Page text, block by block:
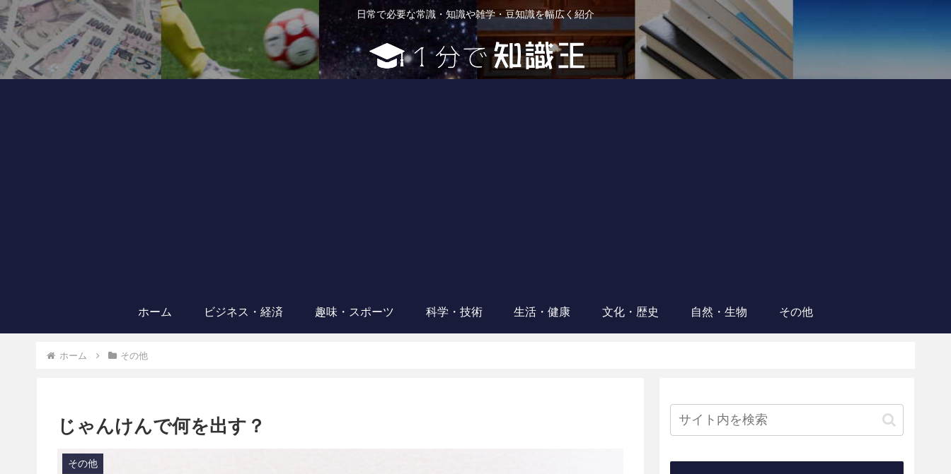
日常で必要な常識・知識や雑学・豆知識を幅広く紹介
ホーム ビジネス・経済 趣味・スポーツ 科学・技術 生活・健康 文化・歴史 自然・生物 その他
ホーム その他
じゃんけんで何を出す？
その他